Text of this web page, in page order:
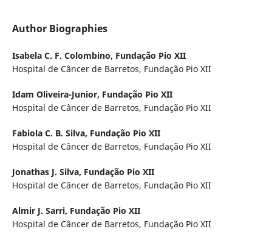
Author Biographies
Isabela C. F. Colombino, Fundação Pio XII
Hospital de Câncer de Barretos, Fundação Pio XII
Idam Oliveira-Junior, Fundação Pio XII
Hospital de Câncer de Barretos, Fundação Pio XII
Fabiola C. B. Silva, Fundação Pio XII
Hospital de Câncer de Barretos, Fundação Pio XII
Jonathas J. Silva, Fundação Pio XII
Hospital de Câncer de Barretos, Fundação Pio XII
Almir J. Sarri, Fundação Pio XII
Hospital de Câncer de Barretos, Fundação Pio XII